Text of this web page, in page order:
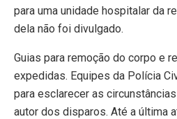
para uma unidade hospitalar da
dela não foi divulgado.
Guias para remoção do corpo e
expedidas. Equipes da Polícia
para esclarecer as
autor dos disparos. Até a última